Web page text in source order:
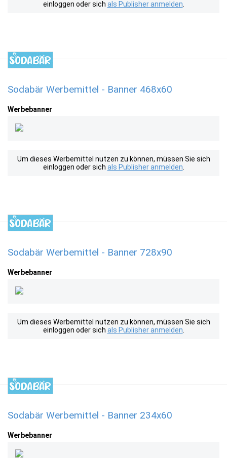
einloggen oder sich als Publisher anmelden
Sodabär Werbemittel - Banner 468x60
Werbebanner
Um dieses Werbemittel nutzen zu können, müssen Sie sich
einloggen oder sich als Publisher anmelden
Sodabär Werbemittel - Banner 728x90
Werbebanner
Um dieses Werbemittel nutzen zu können, müssen Sie sich
einloggen oder sich als Publisher anmelden
Sodabär Werbemittel - Banner 234x60
Werbebanner